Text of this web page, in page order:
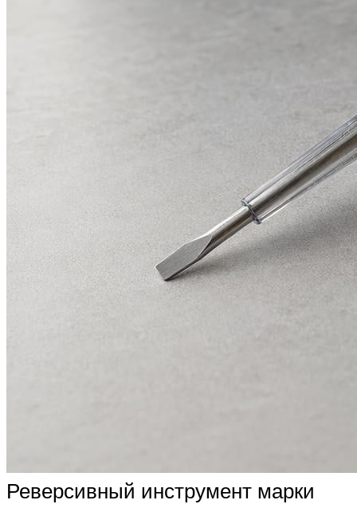
Реверсивный инструмент марки